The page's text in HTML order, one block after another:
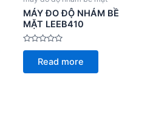
MÁY ĐO ĐỘ NHÁM BỀ
MẶT LEEB410
Rated
of
Read more